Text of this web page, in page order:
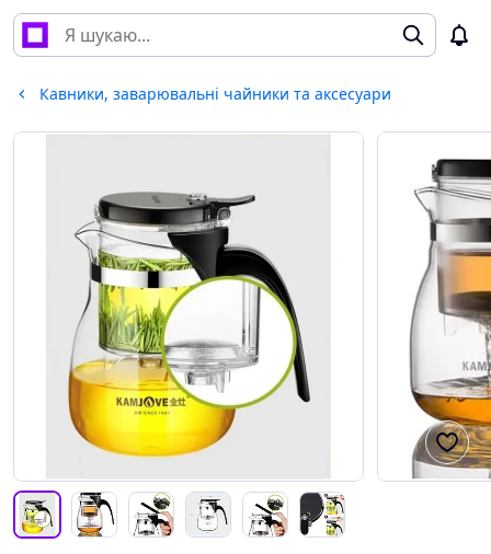
Кавники, заварювальні чайники та аксесуари